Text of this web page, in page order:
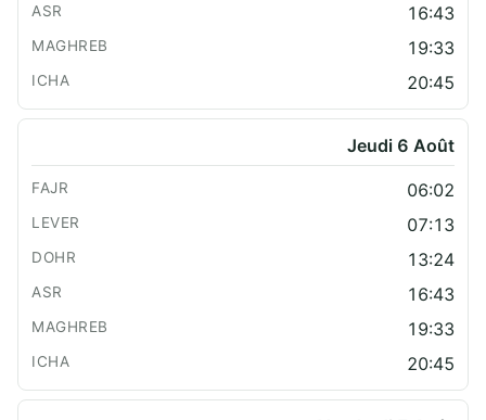
16:43
19:33
20:45
Jeudi 6 Août
06:02
07:13
13:24
16:43
19:33
20:45